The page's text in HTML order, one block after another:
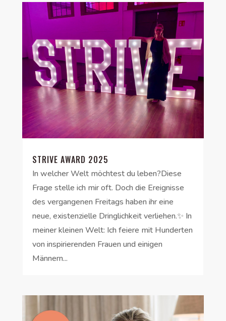
STRIVE AWARD 2025
In welcher Welt möchtest du leben?Diese
Frage stelle ich mir oft. Doch die Ereignisse
des vergangenen Freitags haben ihr eine
neue, existenzielle Dringlichkeit verliehen.✨ In
meiner kleinen Welt: Ich feiere mit Hunderten
von inspirierenden Frauen und einigen
Männern...